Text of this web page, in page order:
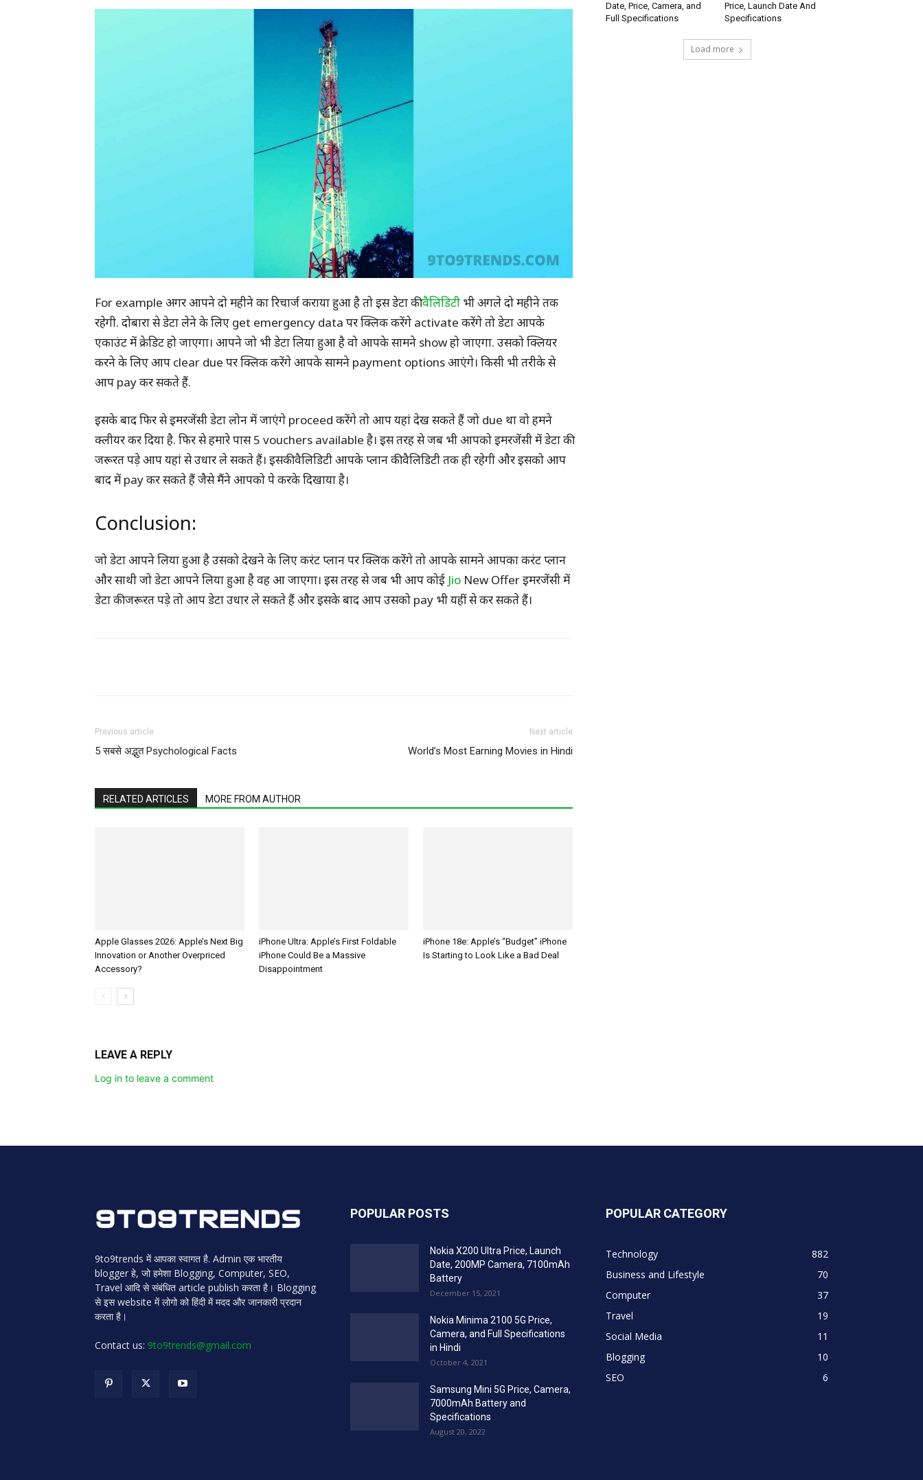
For example अगर आपने दो महीने का रिचार्ज कराया हुआ है तो इस डेटा कीवैलिडिटी भी अगले दो महीने तक
रहेगी. दोबारा से डेटा लेने के लिए get emergency data पर क्लिक करेंगे activate करेंगे तो डेटा आपके
एकाउंट में क्रेडिट हो जाएगा। आपने जो भी डेटा लिया हुआ है वो आपके सामने show हो जाएगा. उसको क्लियर
करने के लिए आप clear due पर क्लिक करेंगे आपके सामने payment options आएंगे। किसी भी तरीके से
आप pay कर सकते हैं.
इसके बाद फिर से इमरजेंसी डेटा लोन में जाएंगे proceed करेंगे तो आप यहां देख सकते हैं जो due था वो हमने
क्लीयर कर दिया है. फिर से हमारे पास 5 vouchers available है। इस तरह से जब भी आपको इमरजेंसी में डेटा की
जरूरत पड़े आप यहां से उधार ले सकते हैं। इसकी वैलिडिटी आपके प्लान की वैलिडिटी तक ही रहेगी और इसको आप
बाद में pay कर सकते हैं जैसे मैंने आपको पे करके दिखाया है।
Conclusion:
जो डेटा आपने लिया हुआ है उसको देखने के लिए करंट प्लान पर क्लिक करेंगे तो आपके सामने आपका करंट प्लान
और साथी जो डेटा आपने लिया हुआ है वह आ जाएगा। इस तरह से जब भी आप कोई Jio New Offer इमरजेंसी में
डेटा की जरूरत पड़े तो आप डेटा उधार ले सकते हैं और इसके बाद आप उसको pay भी यहीं से कर सकते हैं।
Previous article
5 सबसे अद्भुत Psychological Facts
Next article
World’s Most Earning Movies in Hindi
RELATED ARTICLES MORE FROM AUTHOR
Apple Glasses 2026: Apple’s Next Big
Innovation or Another Overpriced
Accessory?
iPhone Ultra: Apple’s First Foldable
iPhone Could Be a Massive
Disappointment
iPhone 18e: Apple’s “Budget” iPhone
Is Starting to Look Like a Bad Deal
LEAVE A REPLY
Log in to leave a comment
Date, Price, Camera, and
Full Specifications
Price, Launch Date And
Specifications
Load more
9to9trends में आपका स्वागत है. Admin एक भारतीय
blogger हे, जो हमेशा Blogging, Computer, SEO,
Travel आदि से संबंधित article publish करता है। Blogging
से इस website में लोगो को हिंदी में मदद और जानकारी प्रदान
करता है।
Contact us: 9to9trends@gmail.com
POPULAR POSTS
Nokia X200 Ultra Price, Launch
Date, 200MP Camera, 7100mAh
Battery
December 15, 2021
Nokia Minima 2100 5G Price,
Camera, and Full Specifications
in Hindi
October 4, 2021
Samsung Mini 5G Price, Camera,
7000mAh Battery and
Specifications
August 20, 2022
POPULAR CATEGORY
Technology
882
Business and Lifestyle
70
Computer
37
Travel
19
Social Media
11
Blogging
10
SEO
6